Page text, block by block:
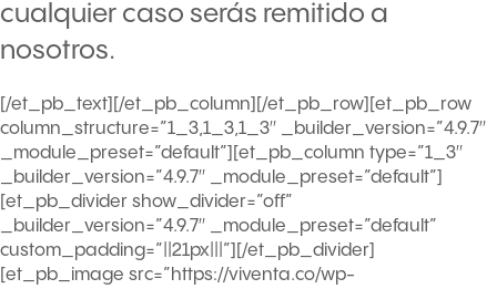
cualquier caso serás remitido a
nosotros.
[/et_pb_text][/et_pb_column][/et_pb_row][et_pb_row
column_structure=”1_3,1_3,1_3″ _builder_version=”4.9.7″
_module_preset=”default”][et_pb_column type=”1_3″
_builder_version=”4.9.7″ _module_preset=”default”]
[et_pb_divider show_divider=”off”
_builder_version=”4.9.7″ _module_preset=”default”
custom_padding=”||21px|||”][/et_pb_divider]
[et_pb_image src=”https://viventa.co/wp-